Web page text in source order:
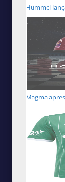
Hummel
Magma